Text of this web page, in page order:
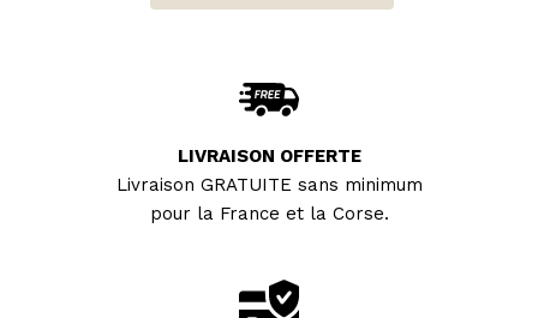
LIVRAISON OFFERTE
Livraison GRATUITE sans minimum
pour la France et la Corse.